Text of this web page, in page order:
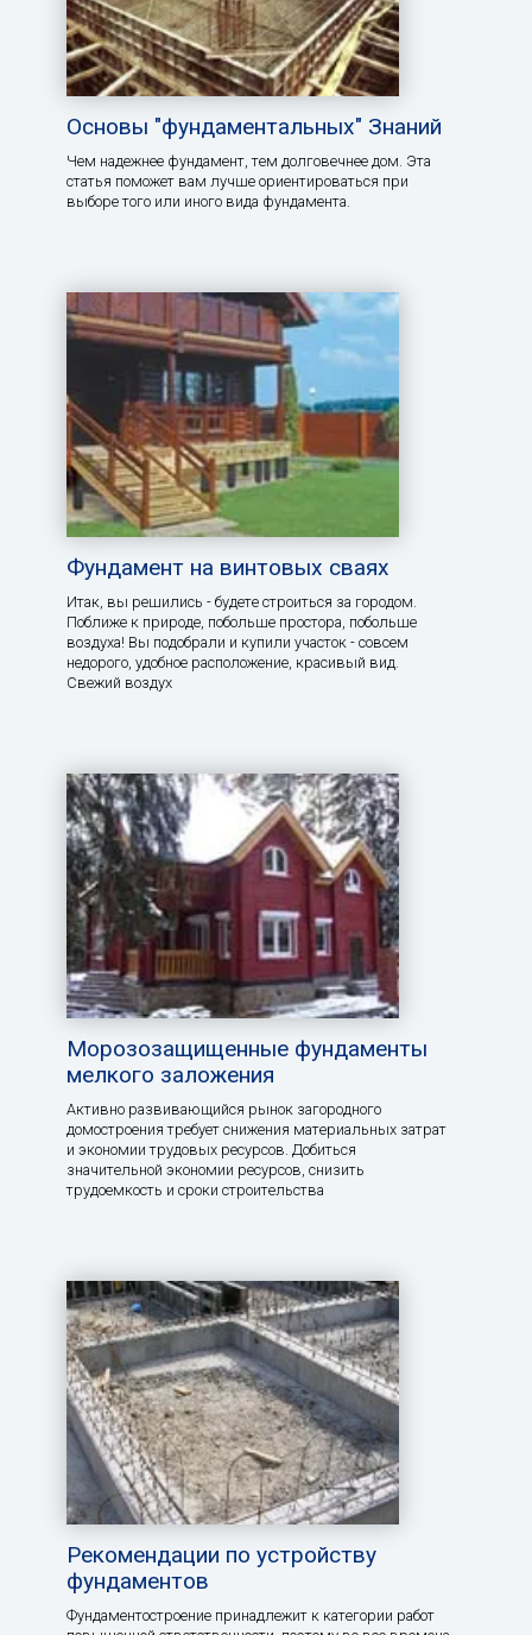
Основы "фундаментальных" Знаний
Чем надежнее фундамент, тем долговечнее дом. Эта
статья поможет вам лучше ориентироваться при
выборе того или иного вида фундамента.
Фундамент на винтовых сваях
Итак, вы решились - будете строиться за городом.
Поближе к природе, побольше простора, побольше
воздуха! Вы подобрали и купили участок - совсем
недорого, удобное расположение, красивый вид.
Свежий воздух
Морозозащищенные фундаменты
мелкого заложения
Активно развивающийся рынок загородного
домостроения требует снижения материальных затрат
и экономии трудовых ресурсов. Добиться
значительной экономии ресурсов, снизить
трудоемкость и сроки строительства
Рекомендации по устройству
фундаментов
Фундаментостроение принадлежит к категории работ